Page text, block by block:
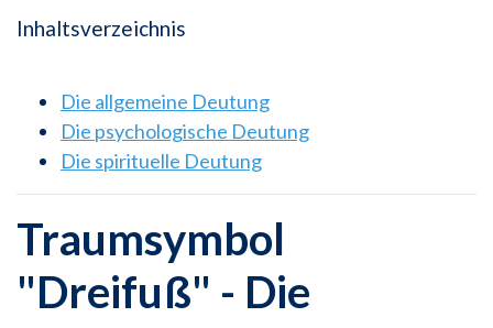
Inhaltsverzeichnis
Die allgemeine Deutung
Die psychologische Deutung
Die spirituelle Deutung
Traumsymbol
"Dreifuß" - Die